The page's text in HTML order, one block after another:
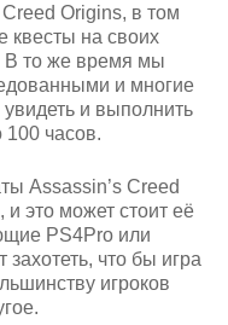
Origins, в том
квесты на своих
В то же время мы
и многие
и выполнить
100 часов.
Assassin’s Creed
и это может стоит её
PS4Pro или
что бы игра
игроков